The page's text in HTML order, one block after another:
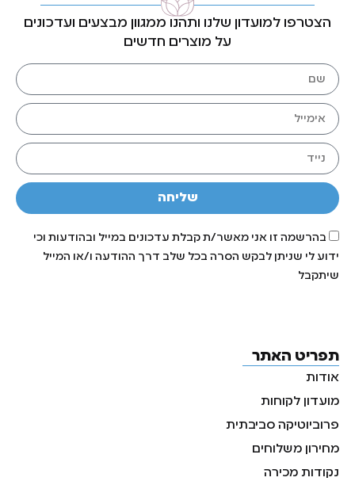
הצטרפו למועדון שלנו ותהנו ממגוון מבצעים ועדכונים
על מוצרים חדשים
בהרשמה זו אני מאשר/ת קבלת עדכונים במייל ובהודעות וכי
ידוע לי שניתן לבקש הסרה בכל שלב דרך ההודעה ו/או המייל
שיתקבל
שליחה
תפריט האתר
אודות
מועדון לקוחות
פרוביוטיקה סביבתית
מחירון משלוחים
נקודות מכירה